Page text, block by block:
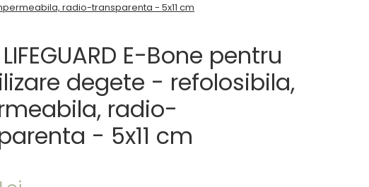
radio-transparenta - 5x11 cm
E-Bone pentru
degete - refolosibila,
radio-
- 5x11 cm